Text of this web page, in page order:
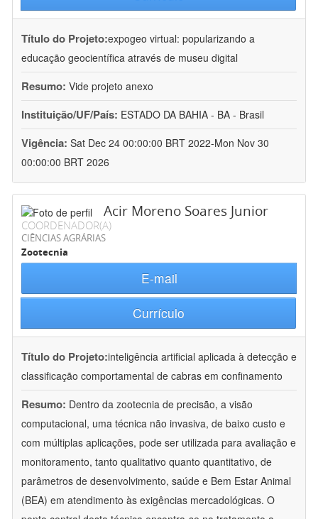
Título do Projeto:expogeo virtual: popularizando a
educação geocientífica através de museu digital
Resumo: Vide projeto anexo
Instituição/UF/País: ESTADO DA BAHIA - BA - Brasil
Vigência: Sat Dec 24 00:00:00 BRT 2022-Mon Nov 30
00:00:00 BRT 2026
Acir Moreno Soares Junior
COORDENADOR(A)
CIÊNCIAS AGRÁRIAS
Zootecnia
E-mail
Currículo
Título do Projeto:inteligência artificial aplicada à detecção e
classificação comportamental de cabras em confinamento
Resumo: Dentro da zootecnia de precisão, a visão
computacional, uma técnica não invasiva, de baixo custo e
com múltiplas aplicações, pode ser utilizada para avaliação e
monitoramento, tanto qualitativo quanto quantitativo, de
parâmetros de desenvolvimento, saúde e Bem Estar Animal
(BEA) em atendimento às exigências mercadológicas. O